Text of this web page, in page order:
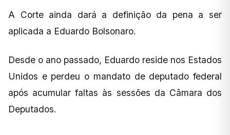
A Corte ainda dará a definição da pena a ser
aplicada a Eduardo Bolsonaro.
Desde o ano passado, Eduardo reside nos Estados
Unidos e perdeu o mandato de deputado federal
após acumular faltas às sessões da Câmara dos
Deputados.